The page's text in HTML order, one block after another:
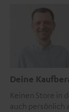
Deine
Keinen Store in
auch persönlich